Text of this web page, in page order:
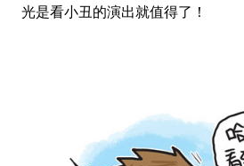
光是看小丑的演出就值得了！